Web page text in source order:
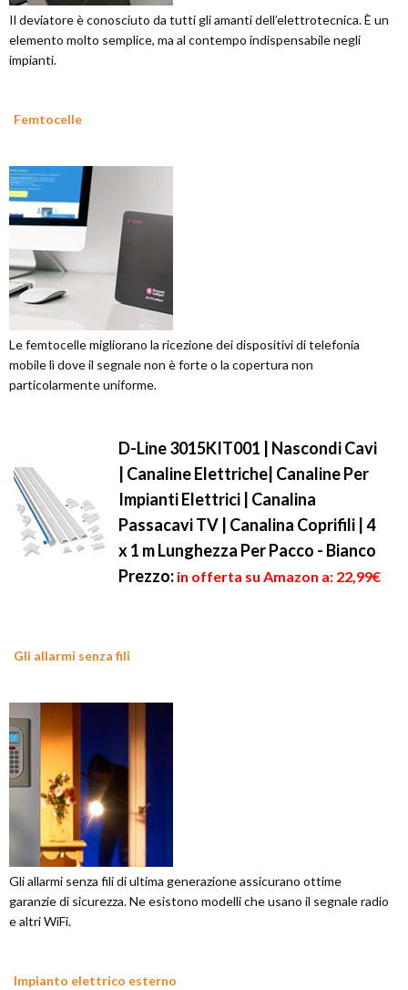
Il deviatore è conosciuto da tutti gli amanti dell’elettrotecnica. È un
elemento molto semplice, ma al contempo indispensabile negli
impianti.
Femtocelle
Le femtocelle migliorano la ricezione dei dispositivi di telefonia
mobile lì dove il segnale non è forte o la copertura non
particolarmente uniforme.
D-Line 3015KIT001 | Nascondi Cavi
| Canaline Elettriche| Canaline Per
Impianti Elettrici | Canalina
Passacavi TV | Canalina Coprifili | 4
x 1 m Lunghezza Per Pacco - Bianco
Prezzo: in offerta su Amazon a: 22,99€
Gli allarmi senza fili
Gli allarmi senza fili di ultima generazione assicurano ottime
garanzie di sicurezza. Ne esistono modelli che usano il segnale radio
e altri WiFi.
Impianto elettrico esterno